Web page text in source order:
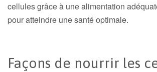
cellules grâce à une alimentation
pour atteindre une santé optimale.
Façons de nourrir les